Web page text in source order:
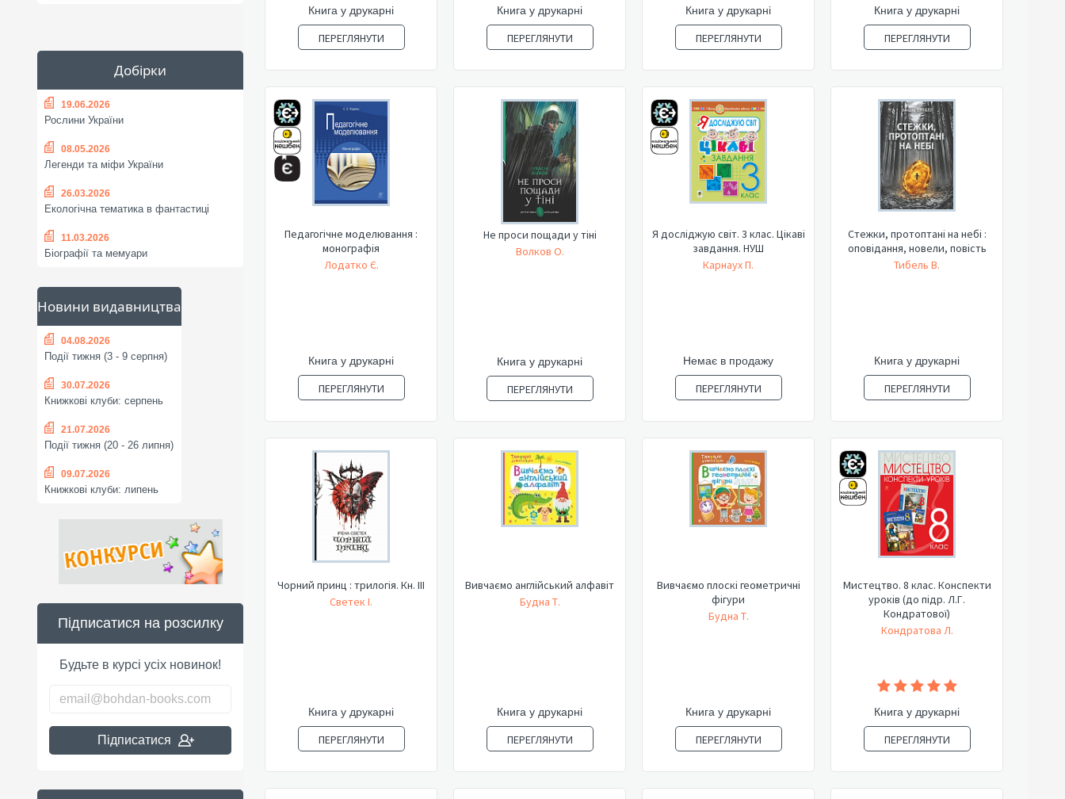
Добірки
19.06.2026
Рослини України
08.05.2026
Легенди та міфи України
26.03.2026
Екологічна тематика в фантастиці
11.03.2026
Біографії та мемуари
Новини видавництва
04.08.2026
Події тижня (3 - 9 серпня)
30.07.2026
Книжкові клуби: серпень
21.07.2026
Події тижня (20 - 26 липня)
09.07.2026
Книжкові клуби: липень
Підписатися на розсилку
Будьте в курсі усіх новинок!
Підписатися
Книга у друкарні
ПЕРЕГЛЯНУТИ
Книга у друкарні
ПЕРЕГЛЯНУТИ
Книга у друкарні
ПЕРЕГЛЯНУТИ
Книга у друкарні
ПЕРЕГЛЯНУТИ
Педагогічне моделювання :
монографія
Лодатко Є.
Книга у друкарні
ПЕРЕГЛЯНУТИ
Не проси пощади у тіні
Волков О.
Книга у друкарні
ПЕРЕГЛЯНУТИ
Я досліджую світ. 3 клас. Цікаві
завдання. НУШ
Карнаух П.
Немає в продажу
ПЕРЕГЛЯНУТИ
Стежки, протоптані на небі :
оповідання, новели, повість
Тибель В.
Книга у друкарні
ПЕРЕГЛЯНУТИ
Чорний принц : трилогія. Кн. ІІІ
Светек І.
Книга у друкарні
ПЕРЕГЛЯНУТИ
Вивчаємо англійський алфавіт
Будна Т.
Книга у друкарні
ПЕРЕГЛЯНУТИ
Вивчаємо плоскі геометричні
фігури
Будна Т.
Книга у друкарні
ПЕРЕГЛЯНУТИ
Мистецтво. 8 клас. Конспекти
уроків (до підр. Л.Г.
Кондратової)
Кондратова Л.
Книга у друкарні
ПЕРЕГЛЯНУТИ